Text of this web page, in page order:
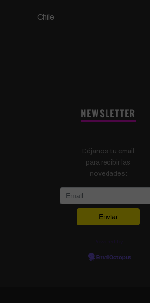
Chile
NEWSLETTER
Déjanos tu email
para recibir las
novedades:
EmailOctopus